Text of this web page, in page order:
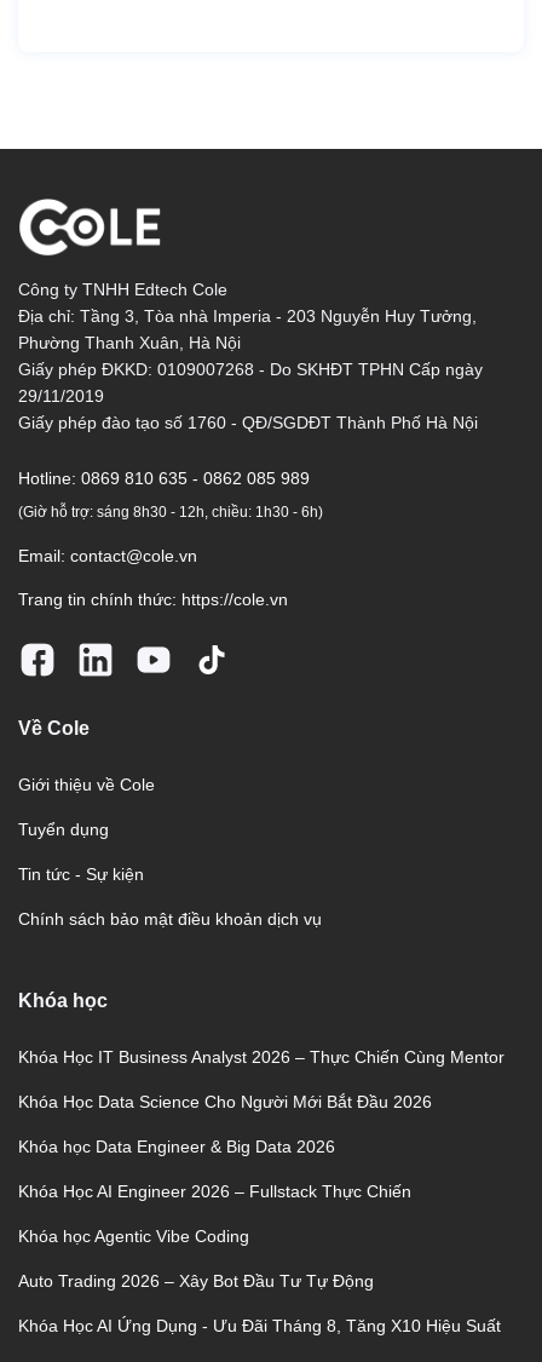
Công ty TNHH Edtech Cole
Địa chỉ: Tầng 3, Tòa nhà Imperia - 203 Nguyễn Huy Tưởng,
Phường Thanh Xuân, Hà Nội
Giấy phép ĐKKD: 0109007268 - Do SKHĐT TPHN Cấp ngày
29/11/2019
Giấy phép đào tạo số 1760 - QĐ/SGDĐT Thành Phố Hà Nội
Hotline: 0869 810 635 - 0862 085 989
(Giờ hỗ trợ: sáng 8h30 - 12h, chiều: 1h30 - 6h)
Email: contact@cole.vn
Trang tin chính thức: https://cole.vn
Về Cole
Giới thiệu về Cole
Tuyển dụng
Tin tức - Sự kiện
Chính sách bảo mật điều khoản dịch vụ
Khóa học
Khóa Học IT Business Analyst 2026 – Thực Chiến Cùng Mentor
Khóa Học Data Science Cho Người Mới Bắt Đầu 2026
Khóa học Data Engineer & Big Data 2026
Khóa Học AI Engineer 2026 – Fullstack Thực Chiến
Khóa học Agentic Vibe Coding
Auto Trading 2026 – Xây Bot Đầu Tư Tự Động
Khóa Học AI Ứng Dụng - Ưu Đãi Tháng 8, Tăng X10 Hiệu Suất